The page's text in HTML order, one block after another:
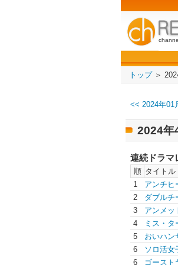
トップ＞
<< 2024年01
2024年
連続ドラマ
順 タイトル
1
アンチヒ
2
ダブルチ
3
アンメッ
4
ミス・タ
5
おいハン
6
ソロ活女
6
ゴースト